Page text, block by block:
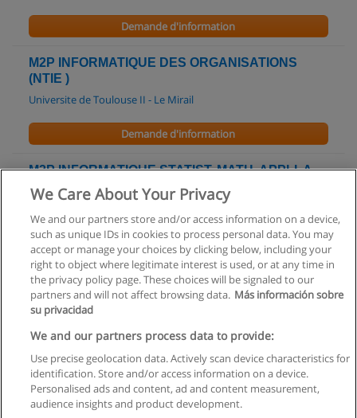
Demande d'information
M2P INFORMATIQUE DES ORGANISATIONS
(NTIE )
Universite de Toulouse II - Le Mirail
Demande d'information
M2P INFORMATIQUE,STATIST.,MATH. APPLI. A
LA GEST. DE PRODUC.
Demande d'information
Règles d'utilisation
Confidentialité des données
Contacter Educaedu
We Care About Your Privacy
We and our partners store and/or access information on a device,
such as unique IDs in cookies to process personal data. You may
accept or manage your choices by clicking below, including your
right to object where legitimate interest is used, or at any time in
the privacy policy page. These choices will be signaled to our
partners and will not affect browsing data. Más información sobre
su privacidad
We and our partners process data to provide:
Use precise geolocation data. Actively scan device characteristics for
identification. Store and/or access information on a device.
Personalised ads and content, ad and content measurement,
audience insights and product development.